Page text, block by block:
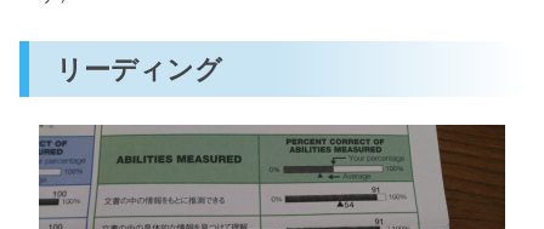
リーディング